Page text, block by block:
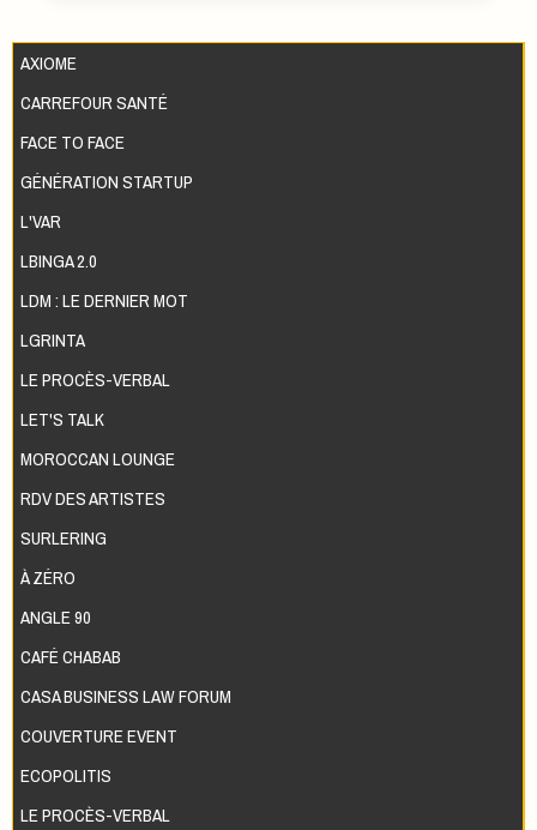
AXIOME
CARREFOUR SANTÉ
FACE TO FACE
GÉNÉRATION STARTUP
L'VAR
LBINGA 2.0
LDM : LE DERNIER MOT
LGRINTA
LE PROCÈS-VERBAL
LET'S TALK
MOROCCAN LOUNGE
RDV DES ARTISTES
SURLERING
À ZÉRO
ANGLE 90
CAFÉ CHABAB
CASA BUSINESS LAW FORUM
COUVERTURE EVENT
ECOPOLITIS
LE PROCÈS-VERBAL